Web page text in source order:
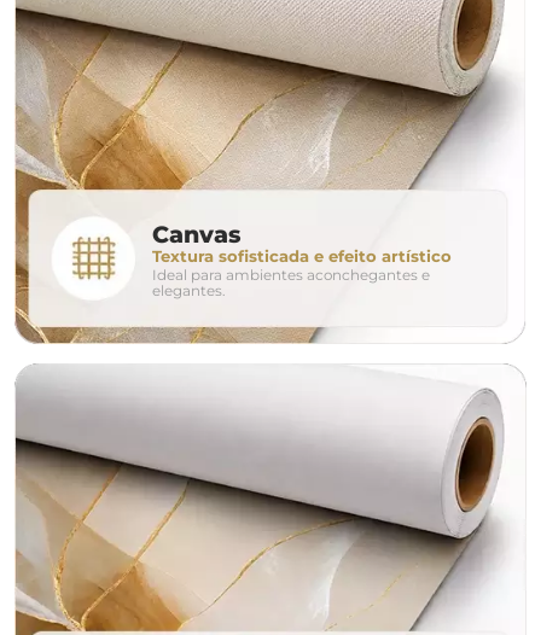
160cm 200cm
280cm 320cm
conjunto
avulso duo
o tamanho ideal para o seu ambiente é
Canvas
Textura sofisticada e efeito artístico
Ideal para ambientes aconchegantes e
elegantes.